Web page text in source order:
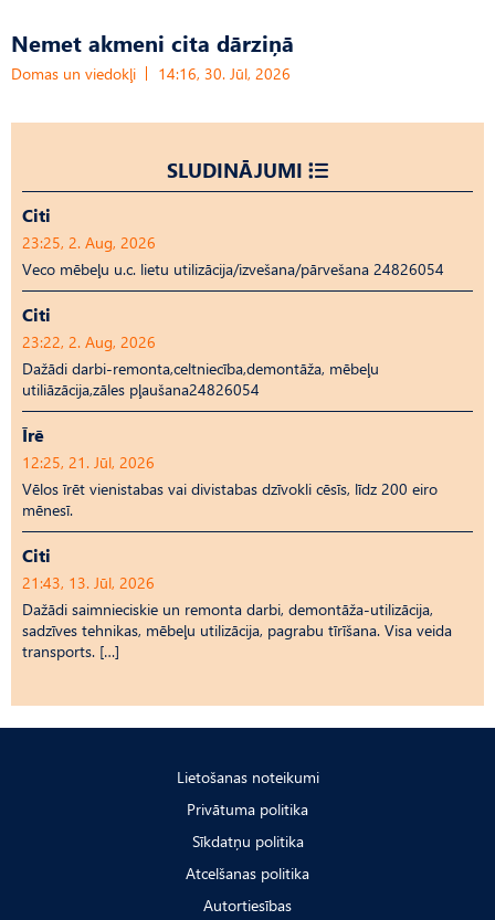
Nemet akmeni cita dārziņā
Domas un viedokļi 14:16, 30. Jūl, 2026
SLUDINĀJUMI
Citi
23:25, 2. Aug, 2026
Veco mēbeļu u.c. lietu utilizācija/izvešana/pārvešana 24826054
Citi
23:22, 2. Aug, 2026
Dažādi darbi-remonta,celtniecība,demontāža, mēbeļu
utiliāzācija,zāles pļaušana24826054
Īrē
12:25, 21. Jūl, 2026
Vēlos īrēt vienistabas vai divistabas dzīvokli cēsīs, līdz 200 eiro
mēnesī.
Citi
21:43, 13. Jūl, 2026
Dažādi saimnieciskie un remonta darbi, demontāža-utilizācija,
sadzīves tehnikas, mēbeļu utilizācija, pagrabu tīrīšana. Visa veida
transports. […]
Lietošanas noteikumi
Privātuma politika
Sīkdatņu politika
Atcelšanas politika
Autortiesības